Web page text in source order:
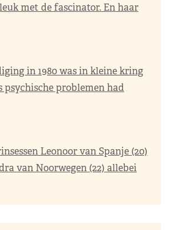
met de fascinator. En haar
in 1980 was in kleine kring
psychische problemen had
Leonoor van Spanje (20)
van Noorwegen (22) allebei